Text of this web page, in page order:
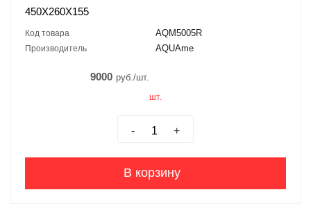
450Х260Х155
Код товара AQM5005R
Производитель AQUAme
9000 руб./шт.
шт.
- +
В корзину